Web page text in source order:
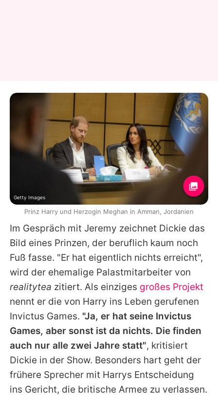
Im Gespräch mit Jeremy zeichnet Dickie das
Bild eines Prinzen, der beruflich kaum noch
Fuß fasse. "Er hat eigentlich nichts erreicht",
wird der ehemalige Palastmitarbeiter von
realitytea zitiert. Als einziges großes Projekt
nennt er die von Harry ins Leben gerufenen
Invictus Games. "Ja, er hat seine Invictus
Games, aber sonst ist da nichts. Die finden
auch nur alle zwei Jahre statt", kritisiert
Dickie in der Show. Besonders hart geht der
frühere Sprecher mit Harrys Entscheidung
ins Gericht, die britische Armee zu verlassen.
Getty Images
Prinz Harry und Herzogin Meghan in Amman, Jordanien